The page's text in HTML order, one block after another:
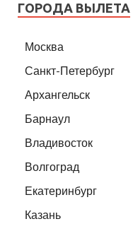
ГОРОДА ВЫЛЕТА
Москва
Санкт-Петербург
Архангельск
Барнаул
Владивосток
Волгоград
Екатеринбург
Казань